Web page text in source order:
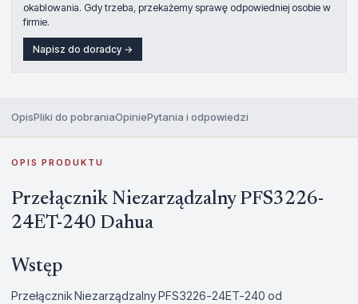
okablowania. Gdy trzeba, przekażemy sprawę odpowiedniej osobie w
firmie.
Napisz do doradcy →
OpisPliki do pobraniaOpiniePytania i odpowiedzi
OPIS PRODUKTU
Przełącznik Niezarządzalny PFS3226-
24ET-240 Dahua
Wstęp
Przełącznik Niezarządzalny PFS3226-24ET-240 od